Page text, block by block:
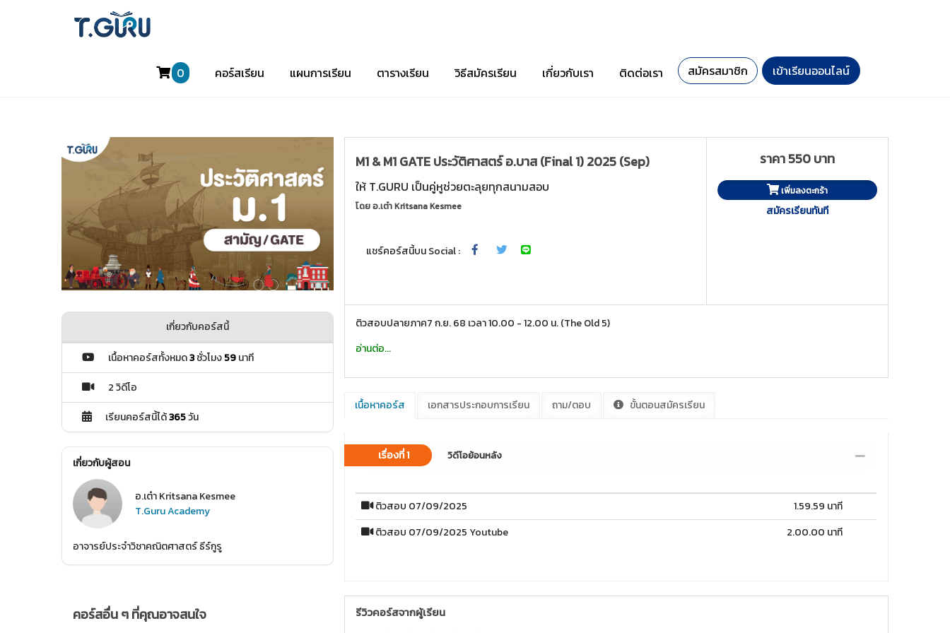
0 คอร์สเรียน แผนการเรียน ตารางเรียน วิธีสมัครเรียน เกี่ยวกับเรา ติดต่อเรา สมัครสมาชิก เข้าเรียนออนไลน์
M1 & M1 GATE ประวัติศาสตร์ อ.บาส (Final 1) 2025 (Sep)
ให้ T.GURU เป็นคู่หูช่วยตะลุยทุกสนามสอบ
โดยอ.เต๋า Kritsana Kesmee
แชร์คอร์สนี้บน Social :
ราคา 550 บาท
เพิ่มลงตะกร้า
สมัครเรียนทันที
ติวสอบปลายภาค7 ก.ย. 68 เวลา 10.00 - 12.00 น. (The Old 5)
อ่านต่อ...
เนื้อหาคอร์ส เอกสารประกอบการเรียน ถาม/ตอบ ขั้นตอนสมัครเรียน
เรื่องที่ 1 วิดีโอย้อนหลัง
ติวสอบ 07/09/2025
1.59.59 นาที
ติวสอบ 07/09/2025 Youtube
2.00.00 นาที
รีวิวคอร์สจากผู้เรียน
เกี่ยวกับคอร์สนี้
เนื้อหาคอร์สทั้งหมด3ชั่วโมง59นาที
2 วิดีโอ
เรียนคอร์สนี้ได้365วัน
เกี่ยวกับผู้สอน
อ.เต๋า Kritsana Kesmee
T.Guru Academy
อาจารย์ประจำวิชาคณิตศาสตร์ ธีร์กูรู
คอร์สอื่น ๆ ที่คุณอาจสนใจ